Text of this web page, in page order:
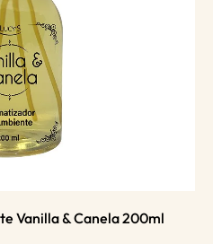
Vanilla & Canela 200ml